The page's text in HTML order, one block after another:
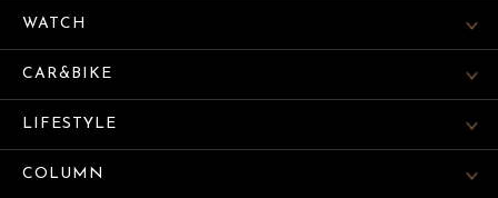
WATCH
CAR&BIKE
LIFESTYLE
COLUMN